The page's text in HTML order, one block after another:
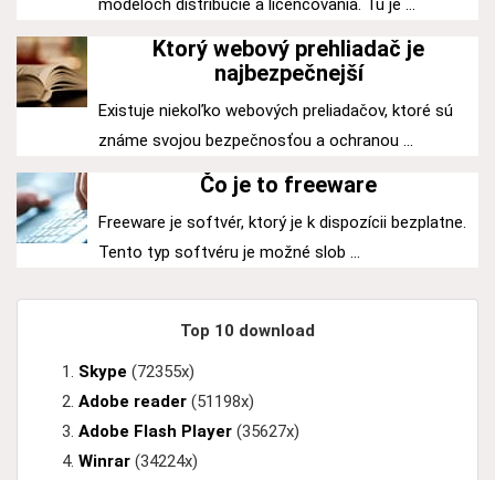
modeloch distribúcie a licencovania. Tu je ...
Ktorý webový prehliadač je
najbezpečnejší
Existuje niekoľko webových preliadačov, ktoré sú
známe svojou bezpečnosťou a ochranou ...
Čo je to freeware
Freeware je softvér, ktorý je k dispozícii bezplatne.
Tento typ softvéru je možné slob ...
Top 10 download
Skype (72355x)
Adobe reader (51198x)
Adobe Flash Player (35627x)
Winrar (34224x)